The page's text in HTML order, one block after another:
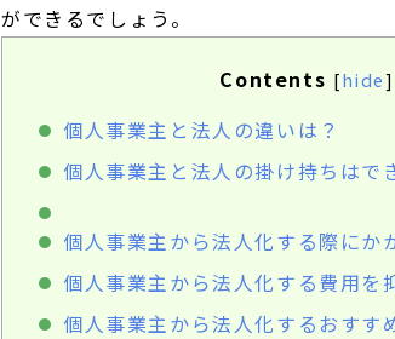
ができるでしょう。
Contents [hide]
個人事業主と法人の違いは？
個人事業主と法人の掛け持ちはで
個人事業主から法人化する際にか
個人事業主から法人化する費用を
個人事業主から法人化するおすす